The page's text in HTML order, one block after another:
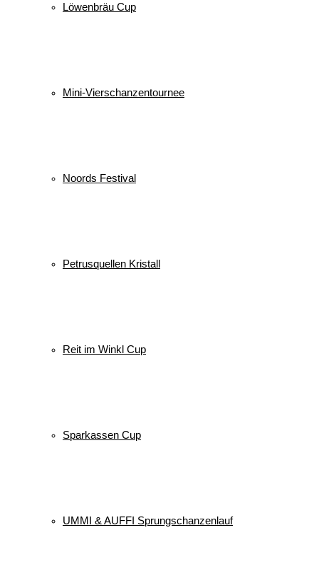
Löwenbräu Cup
Mini-Vierschanzentournee
Noords Festival
Petrusquellen Kristall
Reit im Winkl Cup
Sparkassen Cup
UMMI & AUFFI Sprungschanzenlauf